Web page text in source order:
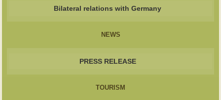
Bilateral relations with Germany
NEWS
PRESS RELEASE
TOURISM